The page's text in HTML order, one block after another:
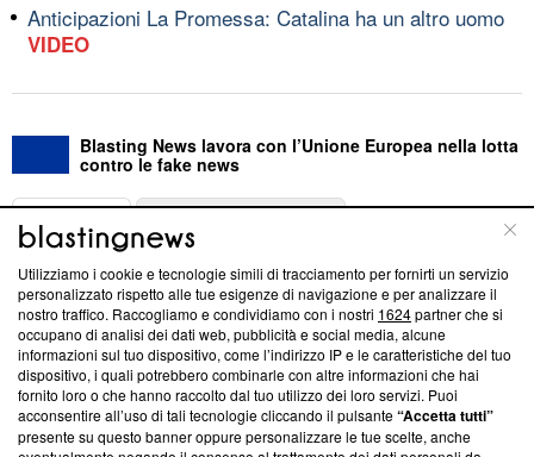
Anticipazioni La Promessa: Catalina ha un altro uomo
VIDEO
Blasting News lavora con l’Unione Europea nella lotta
contro le fake news
ABOUT
Questa sezione offre informazioni trasparenti su Blasting
News, sui nostri processi editoriali e su come ci impegniamo a
creare news di qualità. Inoltre, afferma la nostra aderenza a
‘Trust Project - News with Integrity’Blasting News non è
ancora membro del programma, ma ha richiesto di farne
parte; Trust Project non ha ancora effettuato una verifica di
conformità agli standard.
Utilizziamo i cookie e tecnologie simili di tracciamento per fornirti un servizio
personalizzato rispetto alle tue esigenze di navigazione e per analizzare il
nostro traffico. Raccogliamo e condividiamo con i nostri 1624partner che si
occupano di analisi dei dati web, pubblicità e social media, alcune
informazioni sul tuo dispositivo, come l’indirizzo IP e le caratteristiche del tuo
dispositivo, i quali potrebbero combinarle con altre informazioni che hai
fornito loro o che hanno raccolto dal tuo utilizzo dei loro servizi. Puoi
acconsentire all’uso di tali tecnologie cliccando il pulsante“Accetta tutti”
presente su questo banner oppure personalizzare le tue scelte, anche